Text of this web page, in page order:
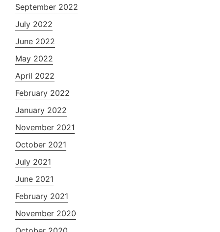
September 2022
July 2022
June 2022
May 2022
April 2022
February 2022
January 2022
November 2021
October 2021
July 2021
June 2021
February 2021
November 2020